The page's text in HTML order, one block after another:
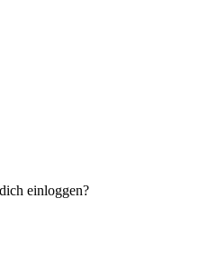
einloggen?